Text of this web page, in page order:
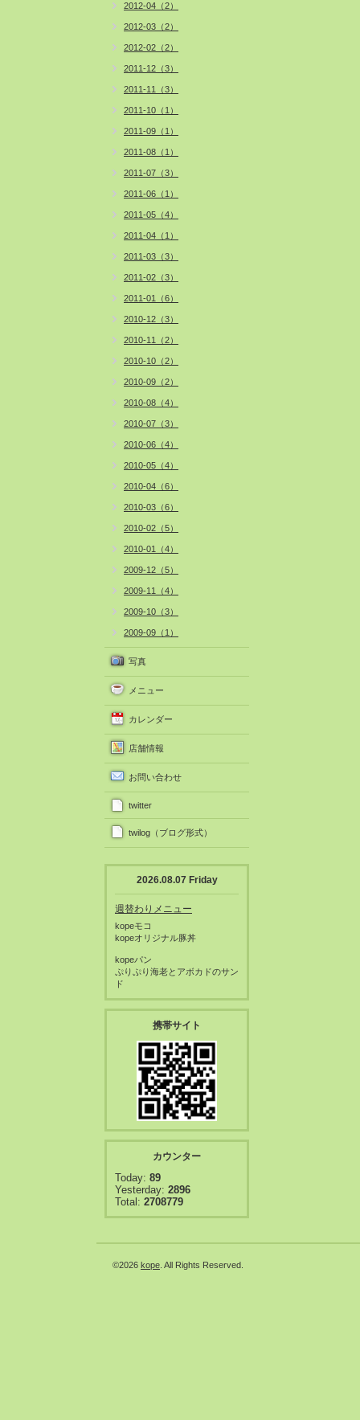
2012-04（2）
2012-03（2）
2012-02（2）
2011-12（3）
2011-11（3）
2011-10（1）
2011-09（1）
2011-08（1）
2011-07（3）
2011-06（1）
2011-05（4）
2011-04（1）
2011-03（3）
2011-02（3）
2011-01（6）
2010-12（3）
2010-11（2）
2010-10（2）
2010-09（2）
2010-08（4）
2010-07（3）
2010-06（4）
2010-05（4）
2010-04（6）
2010-03（6）
2010-02（5）
2010-01（4）
2009-12（5）
2009-11（4）
2009-10（3）
2009-09（1）
写真
メニュー
カレンダー
店舗情報
お問い合わせ
twitter
twilog（ブログ形式）
2026.08.07 Friday
週替わりメニュー
kopeモコ
kopeオリジナル豚丼
kopeパン
ぷりぷり海老とアボカドのサン
ド
携帯サイト
カウンター
Today: 89
Yesterday: 2896
Total: 2708779
©2026 kope . All Rights Reserved.